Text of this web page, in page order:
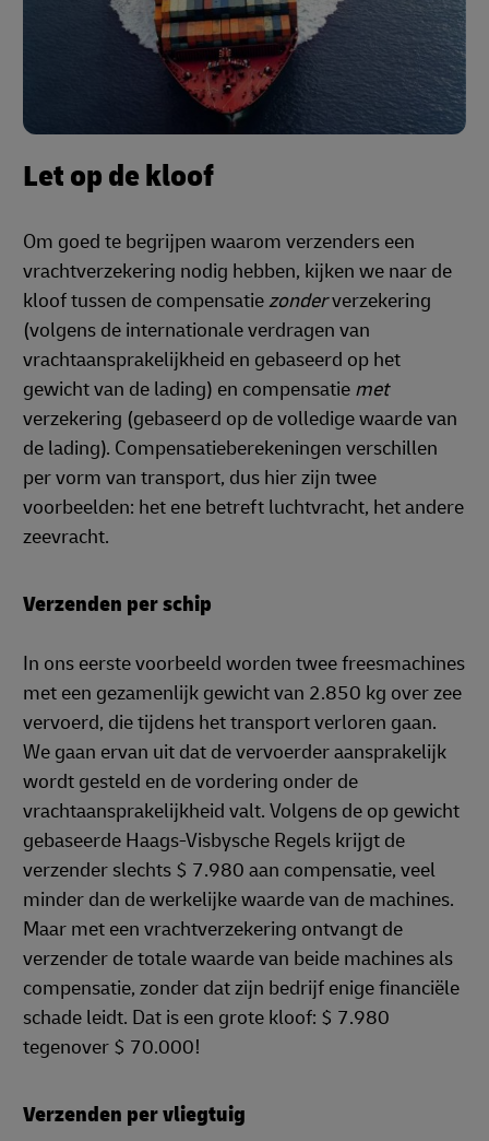
Let op de kloof
Om goed te begrijpen waarom verzenders een
vrachtverzekering nodig hebben, kijken we naar de
kloof tussen de compensatiezonderverzekering
(volgens de internationale verdragen van
vrachtaansprakelijkheid en gebaseerd op het
gewicht van de lading) en compensatie met
verzekering (gebaseerd op de volledige waarde van
de lading). Compensatieberekeningen verschillen
per vorm van transport, dus hier zijn twee
voorbeelden: het ene betreft luchtvracht, het andere
zeevracht.
Verzenden per schip
In ons eerste voorbeeld worden twee freesmachines
met een gezamenlijk gewicht van 2.850 kg over zee
vervoerd, die tijdens het transport verloren gaan.
We gaan ervan uit dat de vervoerder aansprakelijk
wordt gesteld en de vordering onder de
vrachtaansprakelijkheid valt. Volgens de op gewicht
gebaseerde Haags-Visbysche Regels krijgt de
verzender slechts $ 7.980 aan compensatie, veel
minder dan de werkelijke waarde van de machines.
Maar met een vrachtverzekering ontvangt de
verzender de totale waarde van beide machines als
compensatie, zonder dat zijn bedrijf enige financiële
schade leidt. Dat is een grote kloof: $ 7.980
tegenover $ 70.000!
Verzenden per vliegtuig